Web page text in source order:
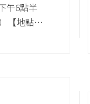
午6點半
【地點】清